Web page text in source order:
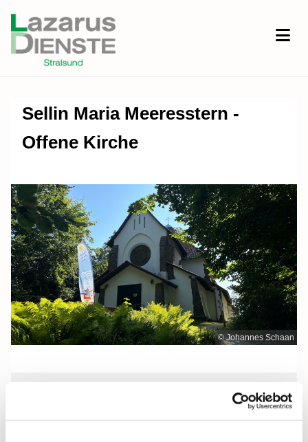
Sellin Maria Meeresstern -
Offene Kirche
© Johannes Schaan
Mittwoch, 9. September 2026, 12:00